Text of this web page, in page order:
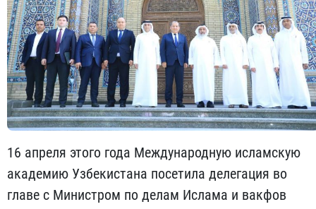
16 апреля этого года Международную исламскую
академию Узбекистана посетила делегация во
главе с Министром по делам Ислама и вакфов